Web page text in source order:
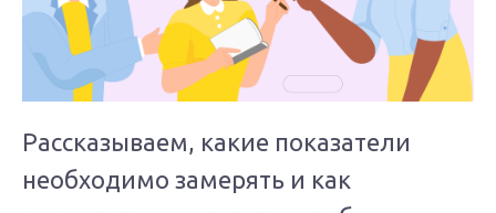
Рассказываем, какие показатели
необходимо замерять и как